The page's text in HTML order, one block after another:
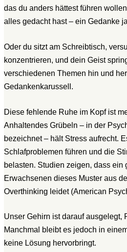
das du anders hättest führen
alles gedacht hast – ein Gedanke
Oder du sitzt am Schreibtisch,
konzentrieren, und dein Geist
verschiedenen Themen hin und
Gedankenkarussell.
Diese fehlende Ruhe im Kopf ist
Anhaltendes Grübeln – in der
bezeichnet – hält Stress aufrecht.
Schlafproblemen führen und die
belasten. Studien zeigen, dass ein
Erwachsenen dieses Muster aus
Overthinking leidet (American
Unser Gehirn ist darauf ausgelegt,
Manchmal bleibt es jedoch in
keine Lösung hervorbringt.